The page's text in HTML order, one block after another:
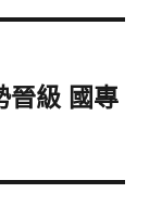
晉級 國專